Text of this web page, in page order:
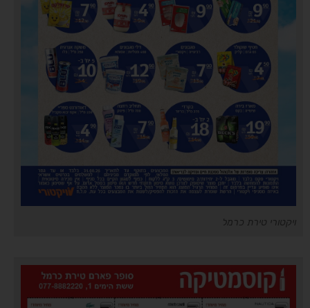
ויקטורי טירת כרמל